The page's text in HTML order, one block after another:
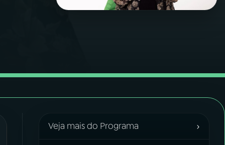
Veja mais do Programa ›